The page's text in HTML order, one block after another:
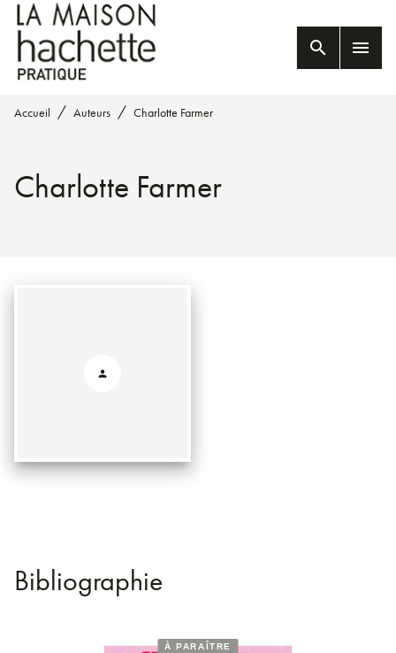
MENU RECHERCHE
PIED DE PAGE
search menu
Accueil / Auteurs / Charlotte Farmer
Charlotte Farmer
Bibliographie
À PARAÎTRE